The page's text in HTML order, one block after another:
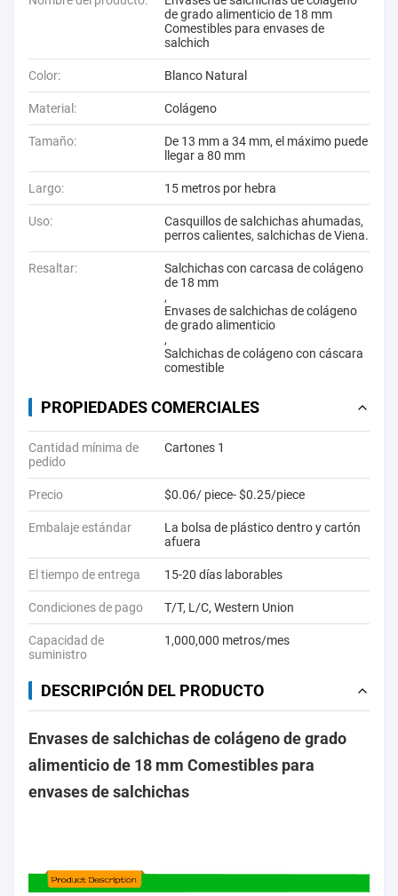
de grado alimenticio de 18 mm
Comestibles para envases de
salchich
Color: Blanco Natural
Material: Colágeno
Tamaño:
De 13 mm a 34 mm, el máximo puede
llegar a 80 mm
Largo: 15 metros por hebra
Uso:
Casquillos de salchichas ahumadas,
perros calientes, salchichas de Viena.
Resaltar:
Salchichas con carcasa de colágeno
de 18 mm
,
Envases de salchichas de colágeno
de grado alimenticio
,
Salchichas de colágeno con cáscara
comestible
PROPIEDADES COMERCIALES
Cantidad mínima de
pedido
Cartones 1
Precio $0.06/ piece- $0.25/piece
Embalaje estándar
La bolsa de plástico dentro y cartón
afuera
El tiempo de entrega 15-20 días laborables
Condiciones de pago T/T, L/C, Western Union
Capacidad de
suministro
1,000,000 metros/mes
DESCRIPCIÓN DEL PRODUCTO
Envases de salchichas de colágeno de grado
alimenticio de 18 mm Comestibles para
envases de salchichas